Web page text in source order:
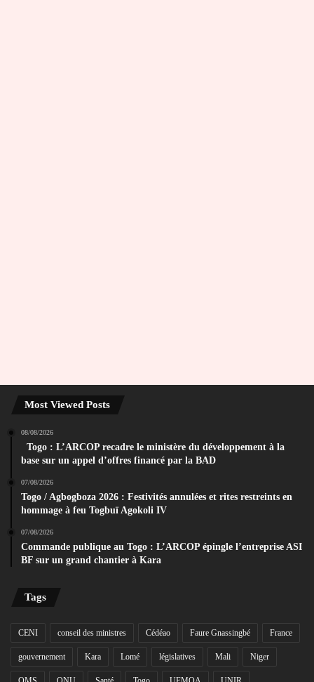
Most Viewed Posts
08/08/2026
Togo : L’ARCOP recadre le ministère du développement à la
base sur un appel d’offres financé par la BAD
07/08/2026
Togo / Agbogboza 2026 : Festivités annulées et rites restreints en
hommage à feu Togbuï Agokoli IV
07/08/2026
Commande publique au Togo : L’ARCOP épingle l’entreprise ASI
BF sur un grand chantier à Kara
Tags
CENI conseil des ministres Cédéao Faure Gnassingbé France
gouvernement Kara Lomé législatives Mali Niger